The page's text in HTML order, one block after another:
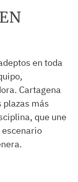
en toda
Cartagena
plazas más
que une
escenario